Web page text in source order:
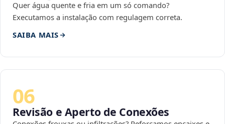
Quer água quente e fria em um só comando?
Executamos a instalação com regulagem correta.
SAIBA MAIS
06
Revisão e Aperto de Conexões